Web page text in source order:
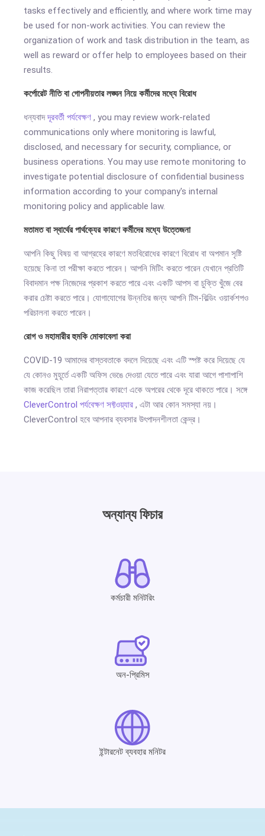
tasks effectively and efficiently, and where work time may
be used for non-work activities. You can review the
organization of work and task distribution in the team, as
well as reward or offer help to employees based on their
results.
কর্পোরেট নীতি বা গোপনীয়তার লঙ্ঘন নিয়ে কর্মীদের মধ্যে বিরোধ
ধন্যবাদদূরবর্তী পর্যবেক্ষণ , you may review work-related
communications only where monitoring is lawful,
disclosed, and necessary for security, compliance, or
business operations. You may use remote monitoring to
investigate potential disclosure of confidential business
information according to your company's internal
monitoring policy and applicable law.
মতামত বা স্বার্থের পার্থক্যের কারণে কর্মীদের মধ্যে উত্তেজনা
আপনি কিছু বিষয় বা আগ্রহের কারণে মতবিরোধের কারণে বিরোধ বা অপমান সৃষ্টি
হয়েছে কিনা তা পরীক্ষা করতে পারেন। আপনি মিটিং করতে পারেন যেখানে প্রতিটি
বিবাদমান পক্ষ নিজেদের প্রকাশ করতে পারে এবং একটি আপস বা চুক্তি খুঁজে বের
করার চেষ্টা করতে পারে। যোগাযোগের উন্নতির জন্য আপনি টিম-বিল্ডিং ওয়ার্কশপও
পরিচালনা করতে পারেন।
রোগ ও মহামারীর হুমকি মোকাবেলা করা
COVID-19 আমাদের বাস্তবতাকে বদলে দিয়েছে এবং এটি স্পষ্ট করে দিয়েছে যে
যে কোনও মুহূর্তে একটি অফিস ভেঙে দেওয়া যেতে পারে এবং যারা আগে পাশাপাশি
কাজ করেছিল তারা নিরাপত্তার কারণে একে অপরের থেকে দূরে থাকতে পারে। সঙ্গে
CleverControl পর্যবেক্ষণ সফ্টওয়্যার , এটা আর কোন সমস্যা নয়।
CleverControl হবে আপনার ব্যবসার উৎপাদনশীলতা কেন্দ্র।
অন্যান্য ফিচার
কর্মচারী মনিটরিং
অন-প্রিমিস
ইন্টারনেট ব্যবহার মনিটর